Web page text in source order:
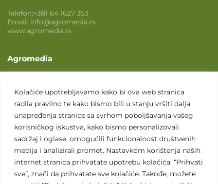
Kolačiće upotrebljavamo kako bi ova web stranica
radila pravilno te kako bismo bili u stanju vršiti dalja
unapređenja stranice sa svrhom poboljšavanja vašeg
korisničkog iskustva, kako bismo personalizovali
sadržaj i oglase, omogućili funkcionalnost društvenih
medija i analizirali promet. Nastavkom korištenja naših
internet stranica prihvatate upotrebu kolačića. “Prihvati
sve”, znači da prihvatate sve kolačiće. Takođe, možete
Telefon:+381 64 1627 353
Email: info@agromedia.rs
www.agromedia.rs
Agromedia
Svet poljoprivrede
Marketing usluge
Tražimo saradnike
Kontakt
Kontakt